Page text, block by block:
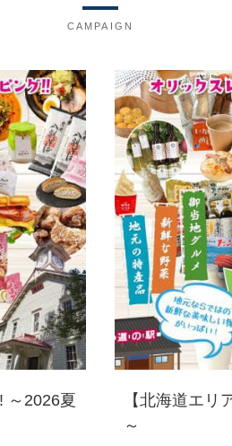
CAMPAIGN
～2026夏
【北海道エ
～